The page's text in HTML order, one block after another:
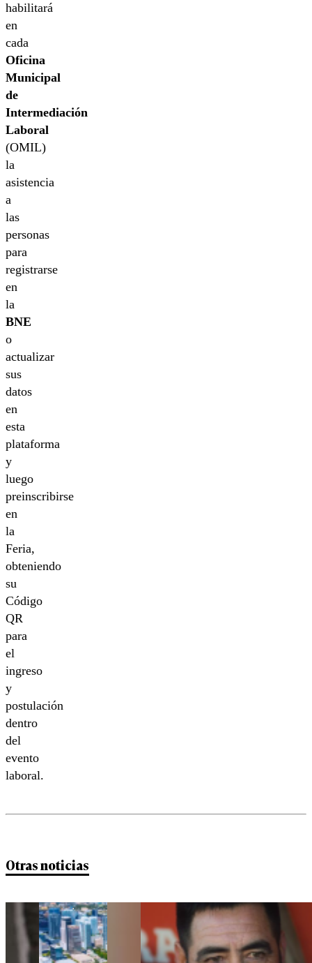
habilitará
en
cada
Oficina
Municipal
de
Intermediación
Laboral
(OMIL)
la
asistencia
a
las
personas
para
registrarse
en
la
BNE
o
actualizar
sus
datos
en
esta
plataforma
y
luego
preinscribirse
en
la
Feria,
obteniendo
su
Código
QR
para
el
ingreso
y
postulación
dentro
del
evento
laboral.
Otras noticias